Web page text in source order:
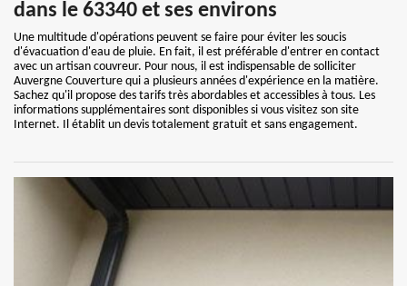
dans le 63340 et ses environs
Une multitude d'opérations peuvent se faire pour éviter les soucis
d'évacuation d'eau de pluie. En fait, il est préférable d'entrer en contact
avec un artisan couvreur. Pour nous, il est indispensable de solliciter
Auvergne Couverture qui a plusieurs années d'expérience en la matière.
Sachez qu'il propose des tarifs très abordables et accessibles à tous. Les
informations supplémentaires sont disponibles si vous visitez son site
Internet. Il établit un devis totalement gratuit et sans engagement.